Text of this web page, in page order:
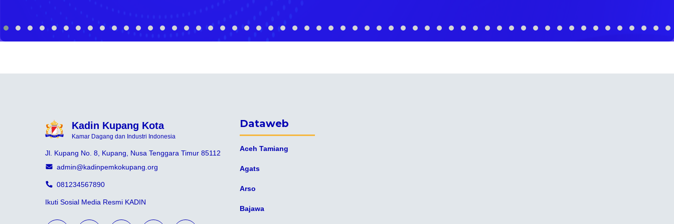
Kadin Kupang Kota
Kamar Dagang dan Industri Indonesia
Jl. Kupang No. 8, Kupang, Nusa Tenggara Timur 85112
admin@kadinpemkokupang.org
081234567890
Ikuti Sosial Media Resmi KADIN
Dataweb
Aceh Tamiang
Agats
Arso
Bajawa